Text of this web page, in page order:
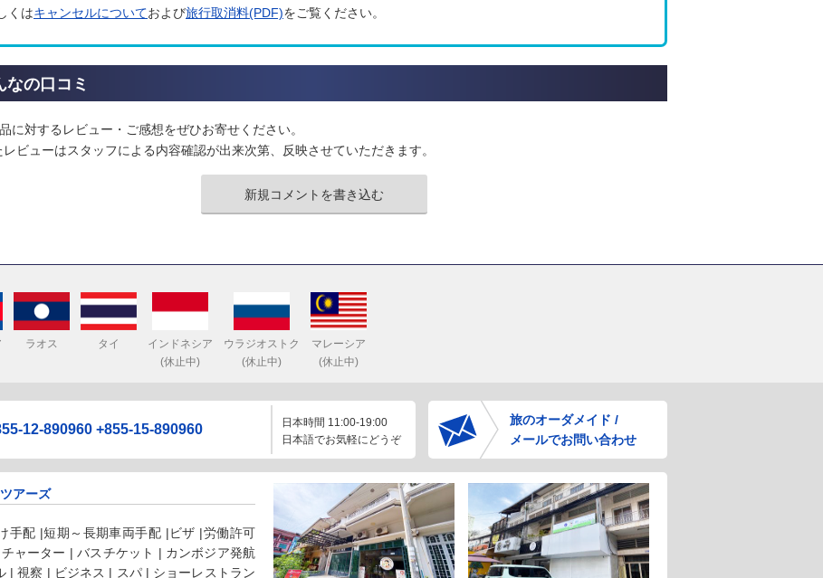
くはキャンセルについておよび旅行取消料(PDF)をご覧ください。
なの口コミ
に対するレビュー・ご感想をぜひお寄せください。
レビューはスタッフによる内容確認が出来次第、反映させていただきます。
新規コメントを書き込む
ラオス タイ
インドネシア
(休止中)
ウラジオストク
(休止中)
マレーシア
(休止中)
12-890960 +855-15-890960
日本時間 11:00-19:00
日本語でお気軽にどうぞ
旅のオーダメイド /
メールでお問い合わせ
アーズ
手配 |短期～長期車両手配 |ビザ |労働許可
ャーター | バスチケット | カンボジア発航
| 視察 | ビジネス | スパ | ショーレストラン